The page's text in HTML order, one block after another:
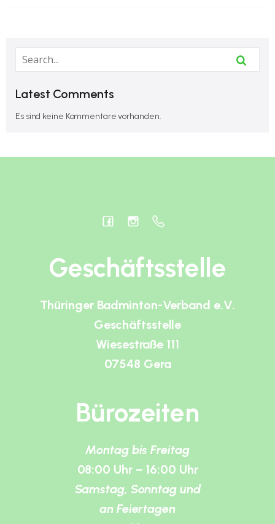
Latest Comments
Es sind keine Kommentare vorhanden.
Geschäftsstelle
Thüringer Badminton-Verband e.V.
Geschäftsstelle
Wiesestraße 111
07548 Gera
Bürozeiten
Montag bis Freitag
08:00 Uhr – 16:00 Uhr
Samstag, Sonntag und
an Feiertagen